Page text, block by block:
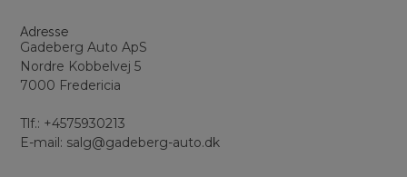
Adresse
Gadeberg Auto ApS
Nordre Kobbelvej 5
7000 Fredericia
Tlf.: +4575930213
E-mail: salg@gadeberg-auto.dk